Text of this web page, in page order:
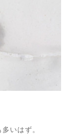
いはず。